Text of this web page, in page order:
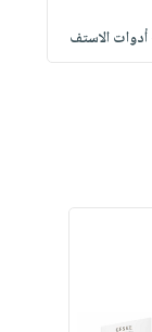
أدوات الاستف